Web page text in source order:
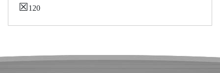
☒120